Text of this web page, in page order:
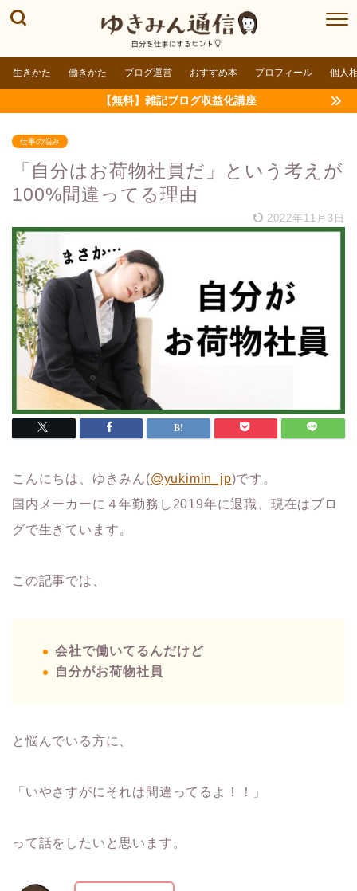
生きかた 働きかた ブログ運営 おすすめ本 プロフィール 個人
【無料】雑記ブログ収益化講座
仕事の悩み
「自分はお荷物社員だ」という考えが
100%間違ってる理由
2022年11月3日
こんにちは、ゆきみん(@yukimin_jp)です。
国内メーカーに４年勤務し2019年に退職、現在はブロ
グで生きています。
この記事では、
会社で働いてるんだけど
自分がお荷物社員
と悩んでいる方に、
「いやさすがにそれは間違ってるよ！！」
って話をしたいと思います。